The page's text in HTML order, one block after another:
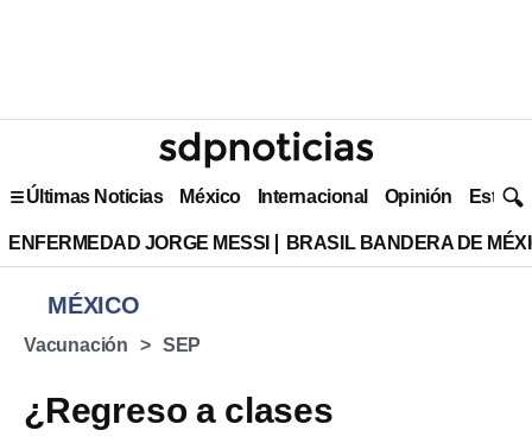
Últimas Noticias México Internacional Opinión Estilo
ENFERMEDAD JORGE MESSI BRASIL BANDERA DE
MÉXICO
Vacunación SEP
¿Regreso a clases